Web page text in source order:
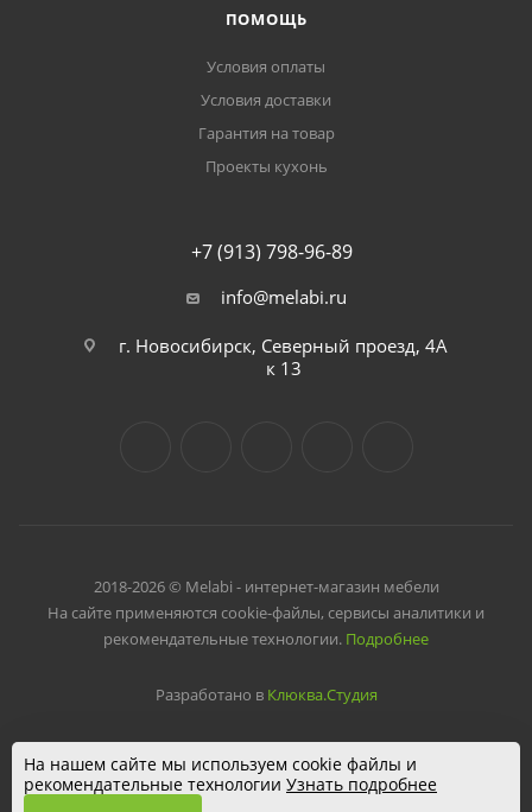
ПОМОЩЬ
Условия оплаты
Условия доставки
Гарантия на товар
Проекты кухонь
+7 (913) 798-96-89
info@melabi.ru
г. Новосибирск, Северный проезд, 4А
к 13
2018-2026 © Melabi - интернет-магазин мебели
На сайте применяются cookie-файлы, сервисы аналитики и
рекомендательные технологии. Подробнее
Разработано в Клюква.Студия
На нашем сайте мы используем cookie файлы и
рекомендательные технологии Узнать подробнее